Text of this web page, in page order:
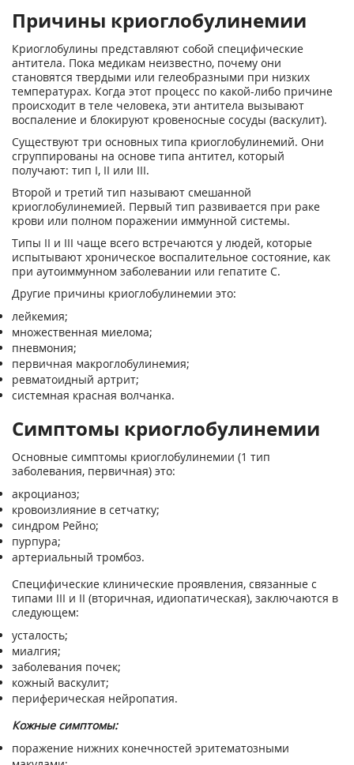
Причины криоглобулинемии
Криоглобулины представляют собой специфические
антитела. Пока медикам неизвестно, почему они
становятся твердыми или гелеобразными при низких
температурах. Когда этот процесс по какой-либо причине
происходит в теле человека, эти антитела вызывают
воспаление и блокируют кровеносные сосуды (васкулит).
Существуют три основных типа криоглобулинемий. Они
сгруппированы на основе типа антител, который
получают: тип I, II или III.
Второй и третий тип называют смешанной
криоглобулинемией. Первый тип развивается при раке
крови или полном поражении иммунной системы.
Типы II и III чаще всего встречаются у людей, которые
испытывают хроническое воспалительное состояние, как
при аутоиммунном заболевании или гепатите С.
Другие причины криоглобулинемии это:
лейкемия;
множественная миелома;
пневмония;
первичная макроглобулинемия;
ревматоидный артрит;
системная красная волчанка.
Симптомы криоглобулинемии
Основные симптомы криоглобулинемии (1 тип
заболевания, первичная) это:
акроцианоз;
кровоизлияние в сетчатку;
синдром Рейно;
пурпура;
артериальный тромбоз.
Специфические клинические проявления, связанные с
типами III и II (вторичная, идиопатическая), заключаются в
следующем:
усталость;
миалгия;
заболевания почек;
кожный васкулит;
периферическая нейропатия.
Кожные симптомы:
поражение нижних конечностей эритематозными